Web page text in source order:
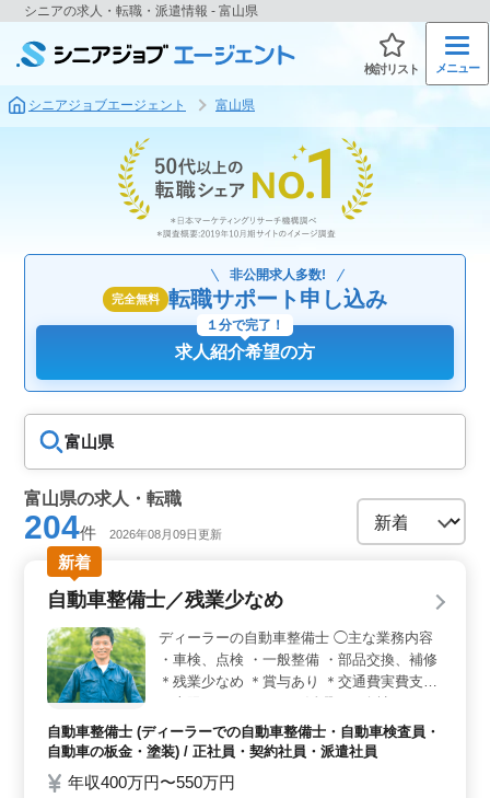
シニアの求人・転職・派遣情報 - 富山県
検討リスト メニュー
シニアジョブエージェント 富山県
完全無料
非公開求人多数!
転職サポート申し込み
求人紹介希望の方
１分で完了！
富山県
富山県の求人・転職
204件 2026年08月09日更新
新着
自動車整備士／残業少なめ
ディーラーの自動車整備士 ◯主な業務内容
・車検、点検 ・一般整備 ・部品交換、補修
＊残業少なめ ＊賞与あり ＊交通費実費支給
高い技術をお持ちのベテラン人材を募集しま
す。
自動車整備士 (ディーラーでの自動車整備士・自動車検査員・
自動車の板金・塗装) / 正社員・契約社員・派遣社員
年収400万円〜550万円